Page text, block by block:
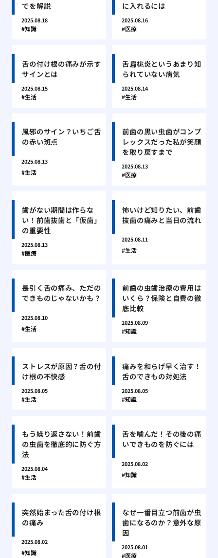
でを解説
2025.08.18
知識
に入れるには
2025.08.16
医療
舌の付け根の痛みが示す
サインとは
2025.08.15
生活
舌扁桃炎というあまり知
られていない病気
2025.08.14
生活
風邪のサイン？いちご舌
の赤い斑点
2025.08.13
生活
前歯の黒い虫歯がコンプ
レックスだった私が笑顔
を取り戻すまで
2025.08.13
医療
歯がない期間は作らな
い！前歯抜歯と「仮歯」
の重要性
2025.08.13
医療
怖いけど知りたい、前歯
抜歯の痛みと当日の流れ
2025.08.11
生活
長引く舌の痛み、ただの
できものじゃないかも？
2025.08.10
生活
前歯の虫歯治療の費用は
いくら？保険と自費の徹
底比較
2025.08.09
知識
ストレスが原因？舌の付
け根の不快感
2025.08.05
生活
痛みを和らげ早く治す！
舌のできもの対処法
2025.08.05
知識
もう繰り返さない！前歯
の虫歯を徹底的に防ぐ方
法
2025.08.04
生活
舌を噛んだ！その後の痛
いできものを防ぐには
2025.08.02
知識
突然始まった舌の付け根
の痛み
2025.08.02
知識
なぜ一番目立つ前歯が虫
歯になるのか？意外な原
因
2025.08.01
医療